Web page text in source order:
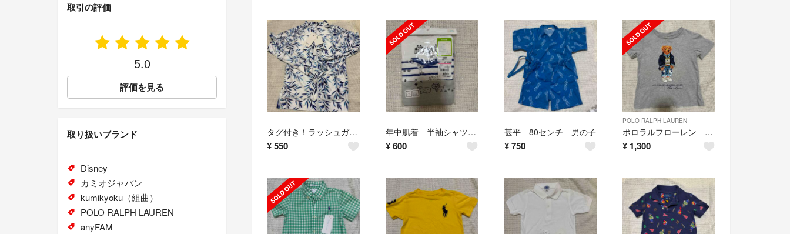
タグ付き！ラッシュガード Sサイズ
¥550
年中肌着 半袖シャツ 95センチ
¥600
甚平 80センチ 男の子
¥ 750
POLO RALPH LAUREN
ポロラルフローレン ポロベア Tシャツ 90センチ
¥ 1,300
取引の評価
5.0
評価を見る
取り扱いブランド
Disney
カミオジャパン
kumikyoku（組曲）
POLO RALPH LAUREN
anyFAM